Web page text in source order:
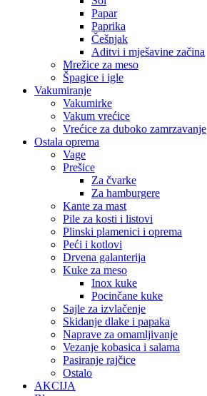
Papar
Paprika
Češnjak
Aditvi i mješavine začina
Mrežice za meso
Špagice i igle
Vakumiranje
Vakumirke
Vakum vrećice
Vrećice za duboko zamrzavanje
Ostala oprema
Vage
Prešice
Za čvarke
Za hamburgere
Kante za mast
Pile za kosti i listovi
Plinski plamenici i oprema
Peći i kotlovi
Drvena galanterija
Kuke za meso
Inox kuke
Pocinčane kuke
Sajle za izvlačenje
Skidanje dlake i papaka
Naprave za omamljivanje
Vezanje kobasica i salama
Pasiranje rajčice
Ostalo
AKCIJA